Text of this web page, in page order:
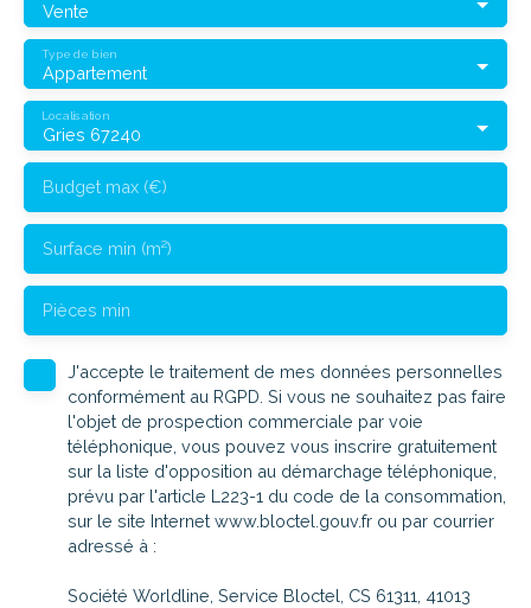
Vente
Appartement
Type de bien
Gries 67240
Localisation
Budget max (€)
Surface min (m²)
Pièces min
J'accepte le traitement de mes données personnelles
conformément au RGPD. Si vous ne souhaitez pas faire
l'objet de prospection commerciale par voie
téléphonique, vous pouvez vous inscrire gratuitement
sur la liste d'opposition au démarchage téléphonique,
prévu par l'article L223-1 du code de la consommation,
sur le site Internet www.bloctel.gouv.fr ou par courrier
adressé à :
Société Worldline, Service Bloctel, CS 61311, 41013